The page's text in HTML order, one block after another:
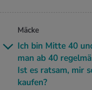
Mäcke
Ich bin Mitte 40
man ab 40
Ist es rat­sam, mir
kau­fen?